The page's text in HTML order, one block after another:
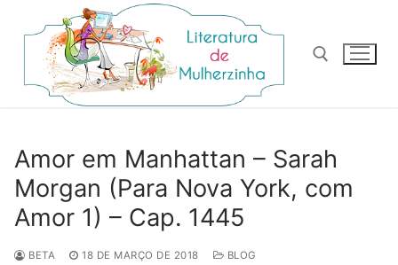
para
conteúdo
Amor em Manhattan – Sarah
Morgan (Para Nova York, com
Amor 1) – Cap. 1445
BETA 18 DE MARÇO DE 2018
BLOG